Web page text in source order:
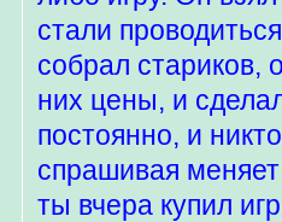
стали
собрал стариков,
них цены, и
постоянно, и
спрашивая
ты вчера купил